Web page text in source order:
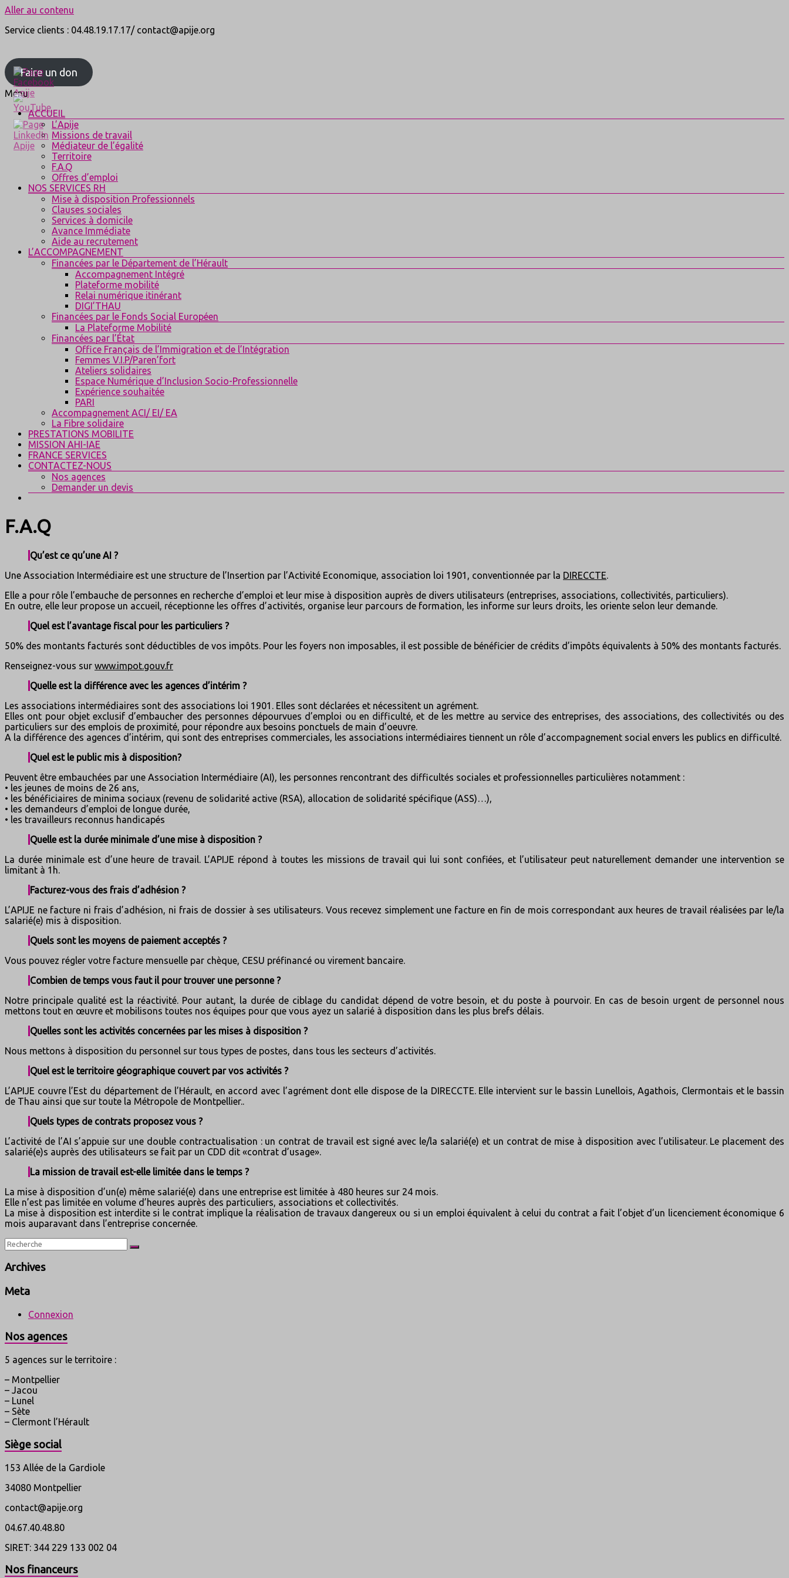
Aller au contenu
Service clients : 04.48.19.17.17/ contact@apije.org
Faire un don
Menu
ACCUEIL
L’Apije
Missions de travail
Médiateur de l’égalité
Territoire
F.A.Q
Offres d’emploi
NOS SERVICES RH
Mise à disposition Professionnels
Clauses sociales
Services à domicile
Avance Immédiate
Aide au recrutement
L’ACCOMPAGNEMENT
Financées par le Département de l’Hérault
Accompagnement Intégré
Plateforme mobilité
Relai numérique itinérant
DIGI’THAU
Financées par le Fonds Social Européen
La Plateforme Mobilité
Financées par l’État
Office Français de l’Immigration et de l’Intégration
Femmes V.I.P/Paren’fort
Ateliers solidaires
Espace Numérique d’Inclusion Socio-Professionnelle
Expérience souhaitée
PARI
Accompagnement ACI/ EI/ EA
La Fibre solidaire
PRESTATIONS MOBILITE
MISSION AHI-IAE
FRANCE SERVICES
CONTACTEZ-NOUS
Nos agences
Demander un devis
F.A.Q
Qu’est ce qu’une AI ?
Une Association Intermédiaire est une structure de l’Insertion par l’Activité Economique, association loi 1901, conventionnée par la DIRECCTE
Elle a pour rôle l’embauche de personnes en recherche d’emploi et leur mise à disposition auprès de divers utilisateurs (entreprises, associations, collectivités, particuliers).
En outre, elle leur propose un accueil, réceptionne les offres d’activités, organise leur parcours de formation, les informe sur leurs droits, les oriente selon leur demande.
Quel est l’avantage fiscal pour les particuliers ?
50% des montants facturés sont déductibles de vos impôts. Pour les foyers non imposables, il est possible de bénéficier de crédits d’impôts équivalents à 50% des montants facturés.
Renseignez-vous sur www.impot.gouv.fr
Quelle est la différence avec les agences d’intérim ?
Les associations intermédiaires sont des associations loi 1901. Elles sont déclarées et nécessitent un agrément.
Elles ont pour objet exclusif d’embaucher des personnes dépourvues d’emploi ou en difficulté, et de les mettre au service des entreprises, des associations, des collectivités ou des
particuliers sur des emplois de proximité, pour répondre aux besoins ponctuels de main d’oeuvre.
A la différence des agences d’intérim, qui sont des entreprises commerciales, les associations intermédiaires tiennent un rôle d’accompagnement social envers les publics en difficulté.
Quel est le public mis à disposition?
Peuvent être embauchées par une Association Intermédiaire (AI), les personnes rencontrant des difficultés sociales et professionnelles particulières notamment :
• les jeunes de moins de 26 ans,
• les bénéficiaires de minima sociaux (revenu de solidarité active (RSA), allocation de solidarité spécifique (ASS)…),
• les demandeurs d’emploi de longue durée,
• les travailleurs reconnus handicapés
Quelle est la durée minimale d’une mise à disposition ?
La durée minimale est d’une heure de travail. L’APIJE répond à toutes les missions de travail qui lui sont confiées, et l’utilisateur peut naturellement demander une intervention se
limitant à 1h.
Facturez-vous des frais d’adhésion ?
L’APIJE ne facture ni frais d’adhésion, ni frais de dossier à ses utilisateurs. Vous recevez simplement une facture en fin de mois correspondant aux heures de travail réalisées par le/la
salarié(e) mis à disposition.
Quels sont les moyens de paiement acceptés ?
Vous pouvez régler votre facture mensuelle par chèque, CESU préfinancé ou virement bancaire.
Combien de temps vous faut il pour trouver une personne ?
Notre principale qualité est la réactivité. Pour autant, la durée de ciblage du candidat dépend de votre besoin, et du poste à pourvoir. En cas de besoin urgent de personnel nous
mettons tout en œuvre et mobilisons toutes nos équipes pour que vous ayez un salarié à disposition dans les plus brefs délais.
Quelles sont les activités concernées par les mises à disposition ?
Nous mettons à disposition du personnel sur tous types de postes, dans tous les secteurs d’activités.
Quel est le territoire géographique couvert par vos activités ?
L’APIJE couvre l’Est du département de l’Hérault, en accord avec l’agrément dont elle dispose de la DIRECCTE. Elle intervient sur le bassin Lunellois, Agathois, Clermontais et le bassin
de Thau ainsi que sur toute la Métropole de Montpellier..
Quels types de contrats proposez vous ?
L’activité de l’AI s’appuie sur une double contractualisation : un contrat de travail est signé avec le/la salarié(e) et un contrat de mise à disposition avec l’utilisateur. Le placement des
salarié(e)s auprès des utilisateurs se fait par un CDD dit «contrat d’usage».
La mission de travail est-elle limitée dans le temps ?
La mise à disposition d’un(e) même salarié(e) dans une entreprise est limitée à 480 heures sur 24 mois.
Elle n’est pas limitée en volume d’heures auprès des particuliers, associations et collectivités.
La mise à disposition est interdite si le contrat implique la réalisation de travaux dangereux ou si un emploi équivalent à celui du contrat a fait l’objet d’un licenciement économique 6
mois auparavant dans l’entreprise concernée.
Archives
Meta
Connexion
Nos agences
5 agences sur le territoire :
– Montpellier
– Jacou
– Lunel
– Sète
– Clermont l’Hérault
Siège social
153 Allée de la Gardiole
34080 Montpellier
contact@apije.org
04.67.40.48.80
SIRET: 344 229 133 002 04
Nos financeurs